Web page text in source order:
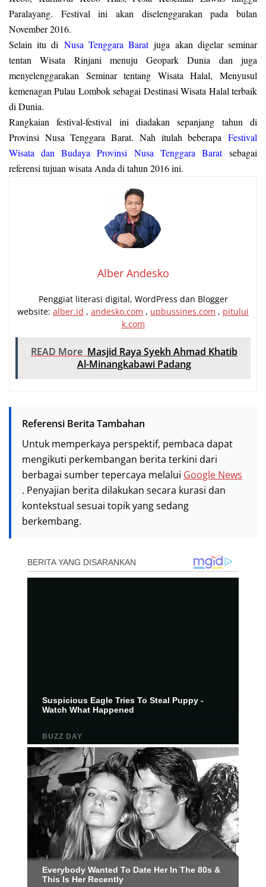
Paralayang. Festival ini akan diselenggarakan pada bulan
November 2016.
Selain itu di Nusa Tenggara Baratjuga akan digelar seminar
tentan Wisata Rinjani menuju Geopark Dunia dan juga
menyelenggarakan Seminar tentang Wisata Halal, Menyusul
kemenagan Pulau Lombok sebagai Destinasi Wisata Halal terbaik
di Dunia.
Rangkaian festival-festival ini diadakan sepanjang tahun di
Provinsi Nusa Tenggara Barat. Nah itulah beberapa Festival
Wisata dan Budaya Provinsi Nusa Tenggara Baratsebagai
referensi tujuan wisata Anda di tahun 2016 ini.
Alber Andesko
Penggiat literasi digital, WordPress dan Blogger
website: alber.id , andesko.com , upbussines.com , pitului
k.com
READ More Masjid Raya Syekh Ahmad Khatib
Al-Minangkabawi Padang
Referensi Berita Tambahan
Untuk memperkaya perspektif, pembaca dapat
mengikuti perkembangan berita terkini dari
berbagai sumber tepercaya melalui Google News
. Penyajian berita dilakukan secara kurasi dan
kontekstual sesuai topik yang sedang
berkembang.